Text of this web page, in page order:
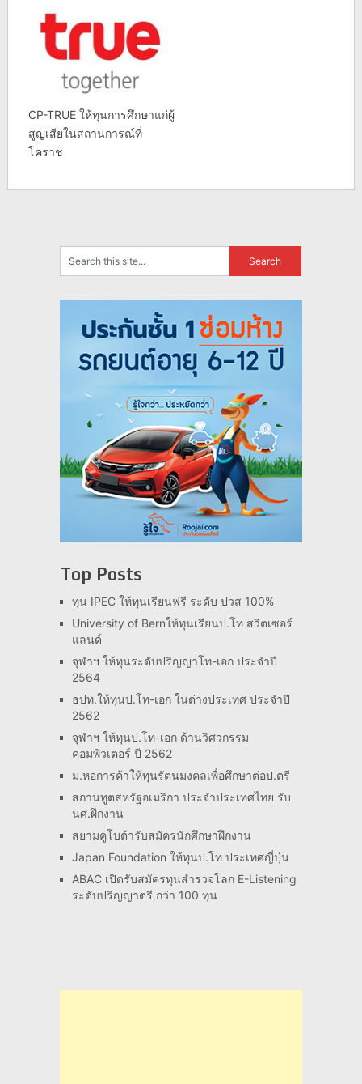
CP-TRUE ให้ทุนการศึกษาแก่ผู้
สูญเสียในสถานการณ์ที่
โคราช
Top Posts
ทุน IPEC ให้ทุนเรียนฟรี ระดับ ปวส 100%
University of Bernให้ทุนเรียนป.โท สวิตเซอร์
แลนด์
จุฬาฯ ให้ทุนระดับปริญญาโท-เอก ประจำปี
2564
ธปท.ให้ทุนป.โท-เอก ในต่างประเทศ ประจำปี
2562
จุฬาฯ ให้ทุนป.โท-เอก ด้านวิศวกรรม
คอมพิวเตอร์ ปี 2562
ม.หอการค้าให้ทุนรัตนมงคลเพื่อศึกษาต่อป.ตรี
สถานทูตสหรัฐอเมริกา ประจำประเทศไทย รับ
นศ.ฝึกงาน
สยามคูโบต้ารับสมัครนักศึกษาฝึกงาน
Japan Foundation ให้ทุนป.โท ประเทศญี่ปุ่น
ABAC เปิดรับสมัครทุนสำรวจโลก E-Listening
ระดับปริญญาตรี กว่า 100 ทุน